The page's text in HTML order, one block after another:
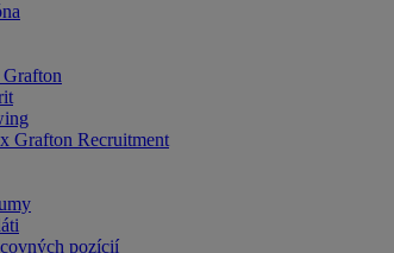
Grafton
Grafton Recruitment
pozícií